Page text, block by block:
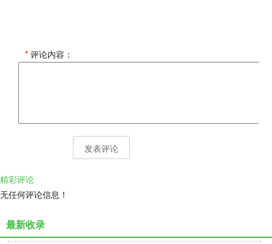
* 评论内容：
精彩评论
无任何评论信息！
最新收录